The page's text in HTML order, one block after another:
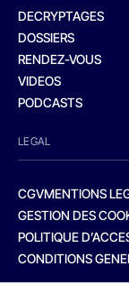
DECRYPTAGES
DOSSIERS
RENDEZ-VOUS
VIDEOS
PODCASTS
LEGAL
CGVMENTIONS
GESTION DES
POLITIQUE
CONDITIONS